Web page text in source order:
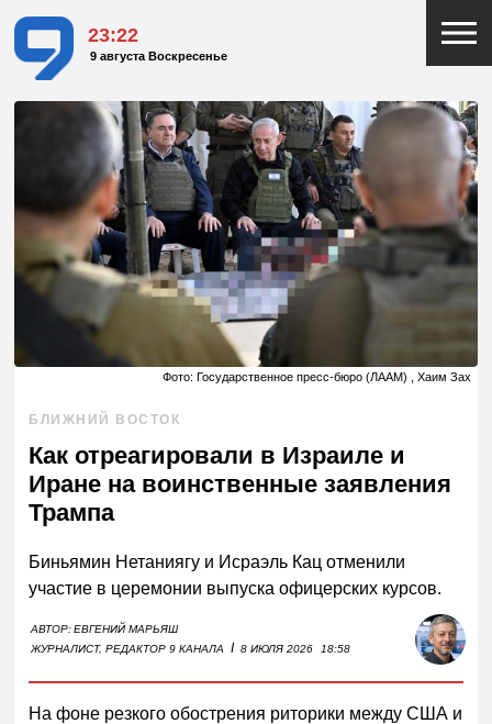
23:22
9 августа Воскресенье
Фото: Государственное пресс-бюро (ЛААМ) , Хаим Зах
БЛИЖНИЙ ВОСТОК
Как отреагировали в Израиле и
Иране на воинственные заявления
Трампа
Биньямин Нетаниягу и Исраэль Кац отменили
участие в церемонии выпуска офицерских курсов.
АВТОР:ЕВГЕНИЙ МАРЬЯШ
ЖУРНАЛИСТ, РЕДАКТОР 9 КАНАЛА
I 8 ИЮЛЯ 2026 18:58
На фоне резкого обострения риторики между США и